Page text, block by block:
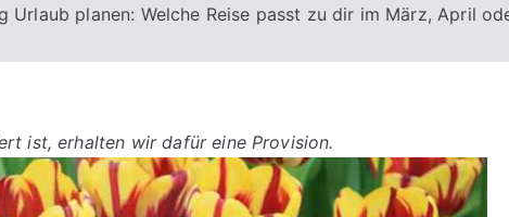
Urlaub planen: Welche Reise passt zu dir im März, April
ist, erhalten wir dafür eine Provision.